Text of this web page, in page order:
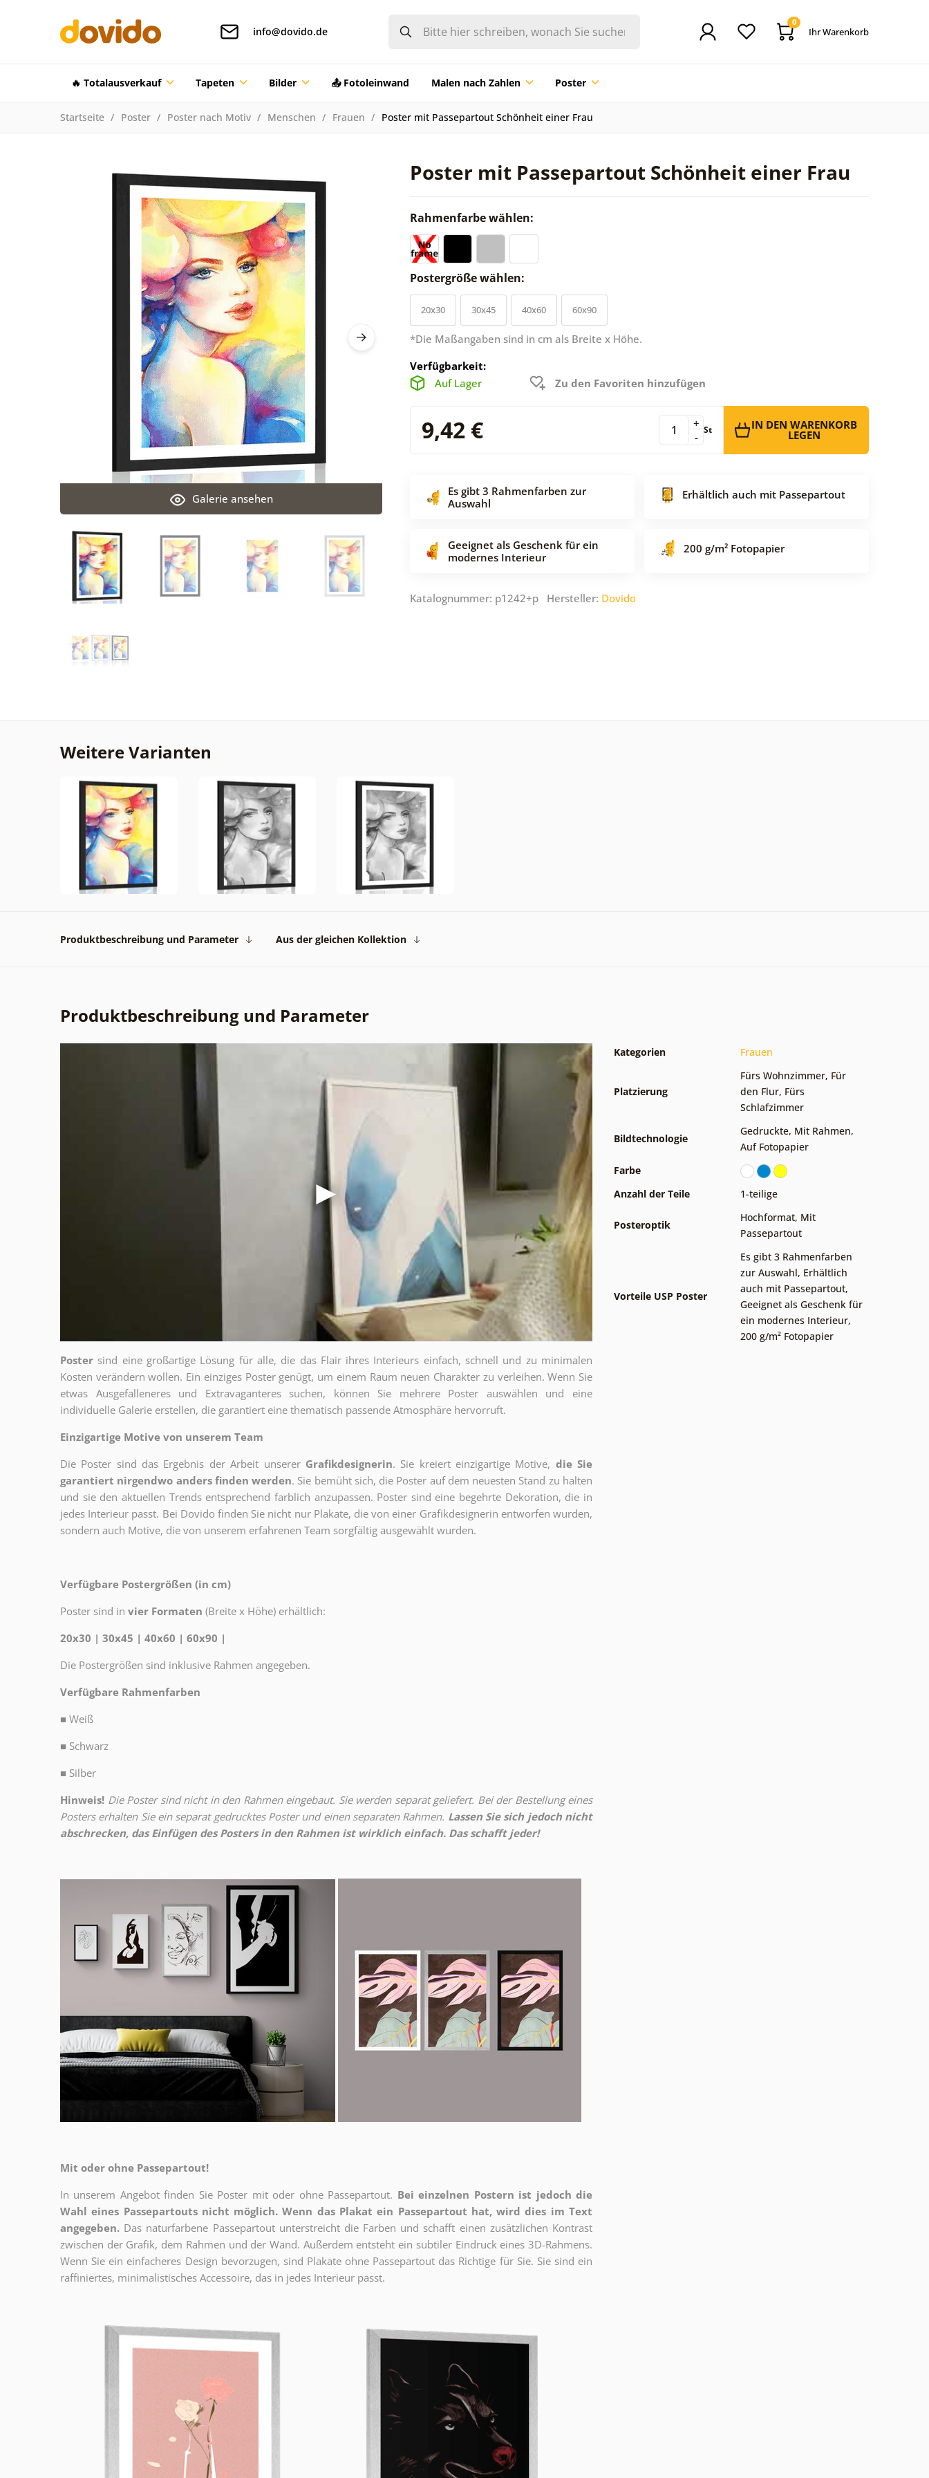
info@dovido.de
0
Ihr Warenkorb
🔥 Totalausverkauf Tapeten Bilder 📤 Fotoleinwand Malen nach Zahlen Poster
Startseite Poster Poster nach Motiv Menschen Frauen Poster mit Passepartout Schönheit einer Frau
Poster mit Passepartout Schönheit einer Frau
Galerie ansehen
Rahmenfarbe wählen:
Postergröße wählen:
20x30 30x45 40x60 60x90
*Die Maßangaben sind in cm als Breite x Höhe.
Verfügbarkeit:
Auf Lager
Zu den Favoriten hinzufügen
9,42 € -
+ St IN DEN WARENKORB
LEGEN
Es gibt 3 Rahmenfarben zur
Auswahl
Erhältlich auch mit Passepartout
Geeignet als Geschenk für ein
modernes Interieur
200 g/m² Fotopapier
Katalognummer: p1242+p Hersteller: Dovido
Weitere Varianten
Produktbeschreibung und Parameter Aus der gleichen Kollektion
Produktbeschreibung und Parameter
Poster sind eine großartige Lösung für alle, die das Flair ihres Interieurs einfach, schnell und zu minimalen
Kosten verändern wollen. Ein einziges Poster genügt, um einem Raum neuen Charakter zu verleihen. Wenn Sie
etwas Ausgefalleneres und Extravaganteres suchen, können Sie mehrere Poster auswählen und eine
individuelle Galerie erstellen, die garantiert eine thematisch passende Atmosphäre hervorruft.
Einzigartige Motive von unserem Team
Die Poster sind das Ergebnis der Arbeit unserer Grafikdesignerin. Sie kreiert einzigartige Motive, die Sie
garantiert nirgendwo anders finden werden. Sie bemüht sich, die Poster auf dem neuesten Stand zu halten
und sie den aktuellen Trends entsprechend farblich anzupassen. Poster sind eine begehrte Dekoration, die in
jedes Interieur passt. Bei Dovido finden Sie nicht nur Plakate, die von einer Grafikdesignerin entworfen wurden,
sondern auch Motive, die von unserem erfahrenen Team sorgfältig ausgewählt wurden.
Verfügbare Postergrößen (in cm)
Poster sind in vier Formaten (Breite x Höhe) erhältlich:
20x30 | 30x45 | 40x60 | 60x90 |
Die Postergrößen sind inklusive Rahmen angegeben.
Verfügbare Rahmenfarben
■ Weiß
■ Schwarz
■ Silber
Hinweis! Die Poster sind nicht in den Rahmen eingebaut. Sie werden separat geliefert. Bei der Bestellung eines
Posters erhalten Sie ein separat gedrucktes Poster und einen separaten Rahmen. Lassen Sie sich jedoch nicht
abschrecken, das Einfügen des Posters in den Rahmen ist wirklich einfach. Das schafft jeder!
Mit oder ohne Passepartout!
In unserem Angebot finden Sie Poster mit oder ohne Passepartout. Bei einzelnen Postern ist jedoch die
Wahl eines Passepartouts nicht möglich. Wenn das Plakat ein Passepartout hat, wird dies im Text
angegeben. Das naturfarbene Passepartout unterstreicht die Farben und schafft einen zusätzlichen Kontrast
zwischen der Grafik, dem Rahmen und der Wand. Außerdem entsteht ein subtiler Eindruck eines 3D-Rahmens.
Wenn Sie ein einfacheres Design bevorzugen, sind Plakate ohne Passepartout das Richtige für Sie. Sie sind ein
raffiniertes, minimalistisches Accessoire, das in jedes Interieur passt.
Kategorien Frauen
Platzierung
Fürs Wohnzimmer, Für
den Flur, Fürs
Schlafzimmer
Bildtechnologie
Gedruckte, Mit Rahmen,
Auf Fotopapier
Farbe
Anzahl der Teile
1-teilige
Posteroptik
Hochformat, Mit
Passepartout
Vorteile USP Poster
Es gibt 3 Rahmenfarben
zur Auswahl, Erhältlich
auch mit Passepartout,
Geeignet als Geschenk für
ein modernes Interieur,
200 g/m² Fotopapier